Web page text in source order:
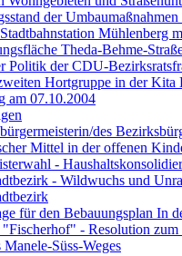
der
Mühlenberg
Theda-Behme-
Politik der CDU-
Hortgruppe in der Kita
am 07.10.2004
des
Mittel in der offenen
-
- Wildwuchs und
für den Bebauungsplan In
- Resolution
Süss-Weges